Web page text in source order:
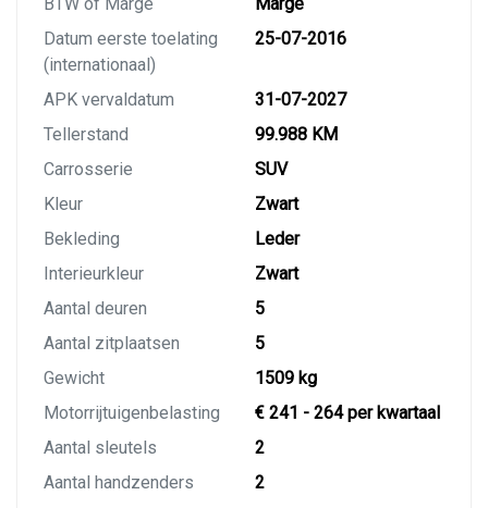
Datum eerste toelating
(internationaal)
25-07-2016
APK vervaldatum
31-07-2027
Tellerstand
99.988 KM
Carrosserie
SUV
Kleur
Zwart
Bekleding
Leder
Interieurkleur
Zwart
Aantal deuren
5
Aantal zitplaatsen
5
Gewicht
1509 kg
Motorrijtuigenbelasting
€ 241 - 264 per kwartaal
Aantal sleutels
2
Aantal handzenders
2